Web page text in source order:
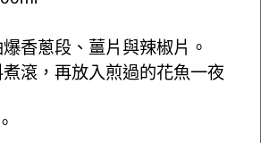
香蔥段、薑片與辣椒片。
滾，再放入煎過的花魚一夜